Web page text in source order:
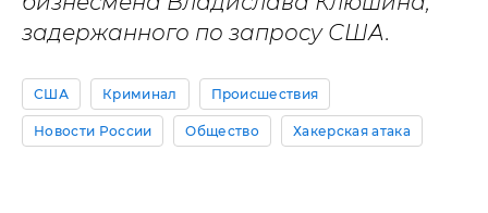
задержанного по запросу США.
США Криминал Происшествия
Новости России Общество Хакерская атака